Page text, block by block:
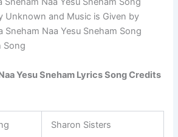
Unknown and Music is Given by
Sneham Naa Yesu Sneham Song
Song
Yesu Sneham Lyrics Song Credits
Sharon Sisters